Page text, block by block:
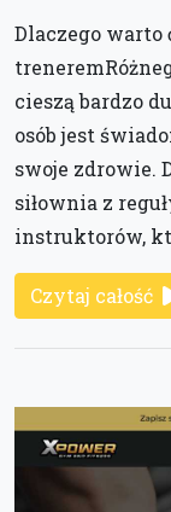
Dlaczego
cieszą bardzo
osób jest
swoje zdrowie.
siłownia z
instruktorów,
Czytaj całość